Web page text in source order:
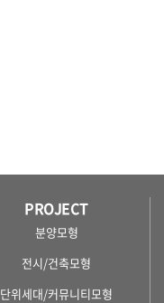
PROJECT
분양모형
전시/건축모형
단위세대/커뮤니티모형